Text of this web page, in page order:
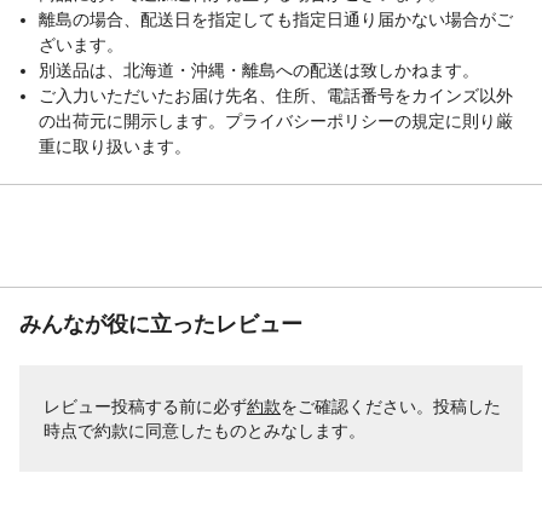
離島の場合、配送日を指定しても指定日通り届かない場合がご
ざいます。
別送品は、北海道・沖縄・離島への配送は致しかねます。
ご入力いただいたお届け先名、住所、電話番号をカインズ以外
の出荷元に開示します。プライバシーポリシーの規定に則り厳
重に取り扱います。
みんなが役に立ったレビュー
レビュー投稿する前に必ず約款をご確認ください。投稿した
時点で約款に同意したものとみなします。